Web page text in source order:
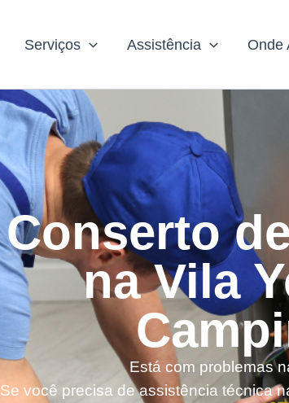
Serviços Assistência Onde
Conserto
na Vila
Está com problemas
Se você precisa de assistência técnica